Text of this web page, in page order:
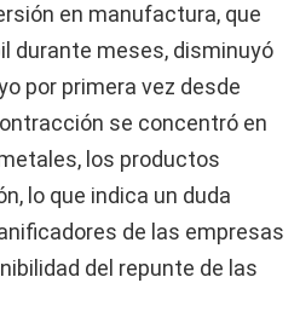
en manufactura, que
durante meses, disminuyó
por primera vez desde
se concentró en
los productos
lo que indica un duda
de las empresas
del repunte de las